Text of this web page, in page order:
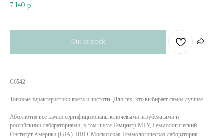
7 140 р.
Out of stock
C6542
Топовые характеристики цвета и чистоты. Для тех, кто выбирает самое лучшее.
Абсолютно все камни сертифицированы ключевыми зарубежными и
российскими лабораториями, в том числе Гемцентр МГУ, Геммологический
Институт Америки (GIA), HRD, Московская Геммологическая лаборатория.